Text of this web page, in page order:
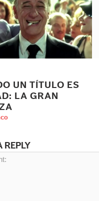
UN TÍTULO ES
LA GRAN
REPLY